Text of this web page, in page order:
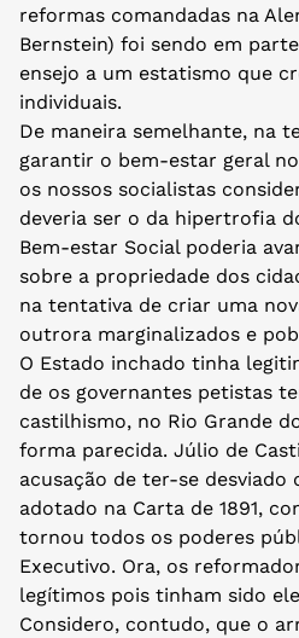
reformas comandadas na
Bernstein) foi sendo em
ensejo a um estatismo que
individuais.
De maneira semelhante, na
garantir o bem-estar geral
os nossos socialistas
deveria ser o da hipertrofia
Bem-estar Social poderia
sobre a propriedade dos
na tentativa de criar uma
outrora marginalizados e
O Estado inchado tinha
de os governantes petistas
castilhismo, no Rio Grande
forma parecida. Júlio de
acusação de ter-se
adotado na Carta de 1891,
tornou todos os poderes
Executivo. Ora, os
legítimos pois tinham sido
Considero, contudo, que o